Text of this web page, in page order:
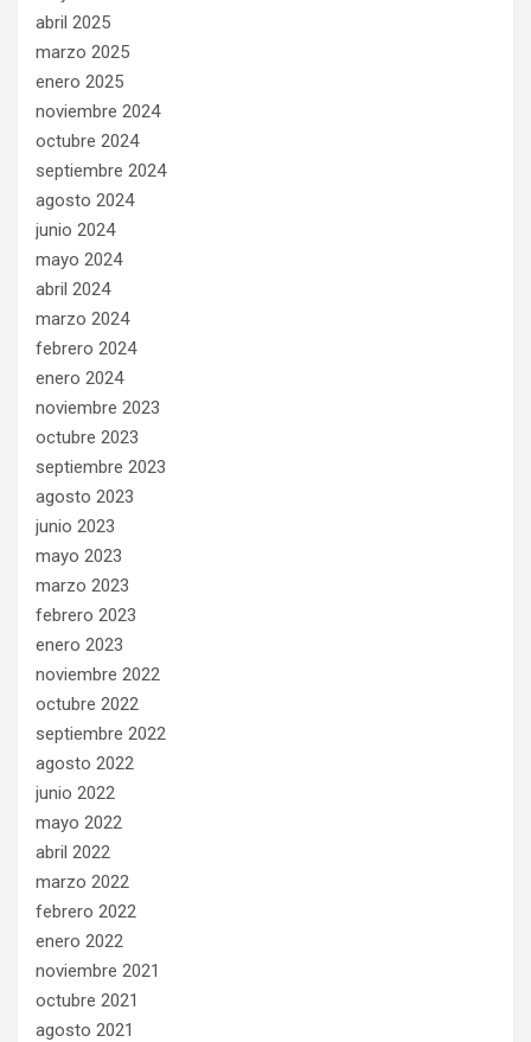
abril 2025
marzo 2025
enero 2025
noviembre 2024
octubre 2024
septiembre 2024
agosto 2024
junio 2024
mayo 2024
abril 2024
marzo 2024
febrero 2024
enero 2024
noviembre 2023
octubre 2023
septiembre 2023
agosto 2023
junio 2023
mayo 2023
marzo 2023
febrero 2023
enero 2023
noviembre 2022
octubre 2022
septiembre 2022
agosto 2022
junio 2022
mayo 2022
abril 2022
marzo 2022
febrero 2022
enero 2022
noviembre 2021
octubre 2021
agosto 2021